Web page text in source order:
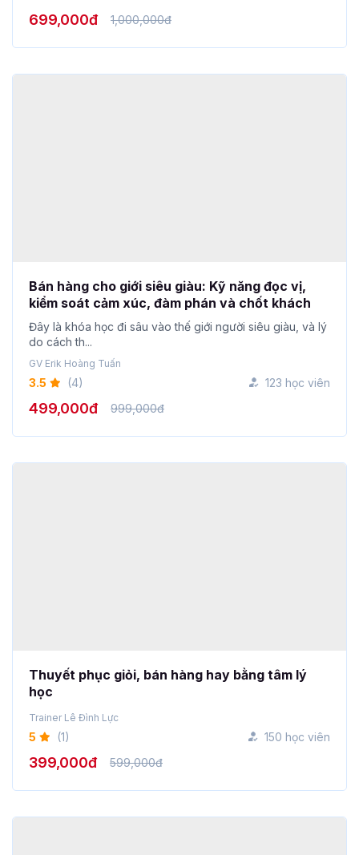
699,000đ
kiểm soát cảm xúc, đàm phán và chốt khách
Đây là khóa học đi sâu vào thế giới người siêu giàu, và lý
do cách th...
GV Erik Hoàng Tuấn
3.5 (4)
499,000đ
học
Trainer Lê Đình Lực
5 (1)
399,000đ